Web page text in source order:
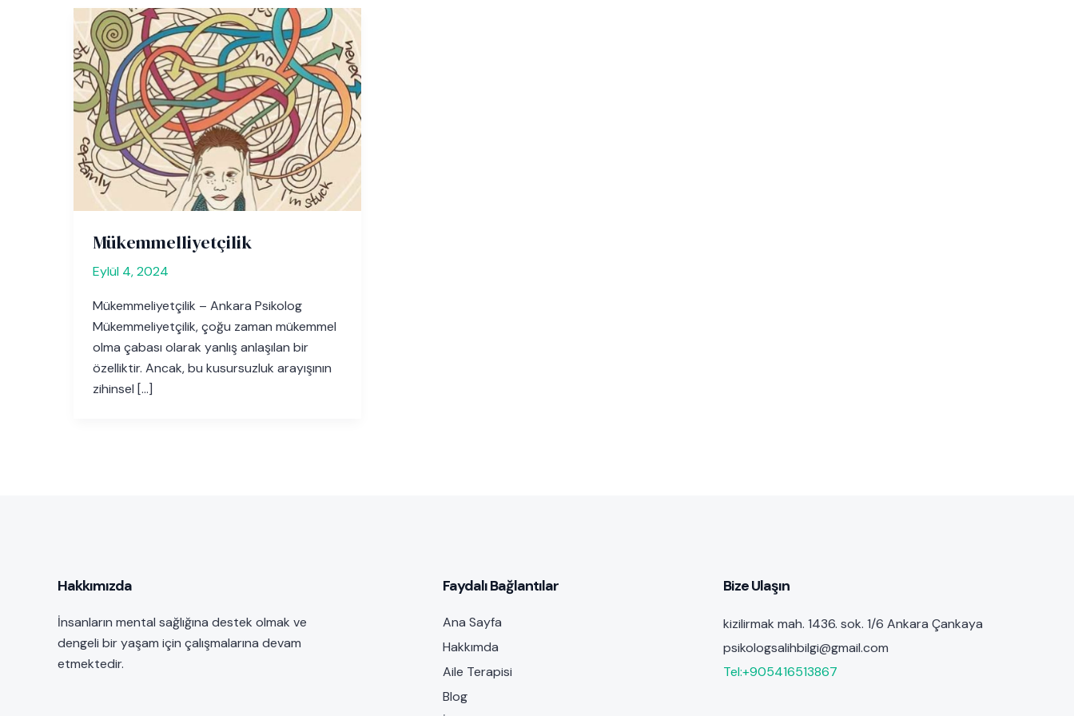
Mükemmelliyetçilik
Eylül 4, 2024
Mükemmeliyetçilik – Ankara Psikolog
Mükemmeliyetçilik, çoğu zaman mükemmel
olma çabası olarak yanlış anlaşılan bir
özelliktir. Ancak, bu kusursuzluk arayışının
zihinsel […]
Hakkımızda
İnsanların mental sağlığına destek olmak ve
dengeli bir yaşam için çalışmalarına devam
etmektedir.
Faydalı Bağlantılar
Ana Sayfa
Hakkımda
Aile Terapisi
Blog
Bize Ulaşın
kizilirmak mah. 1436. sok. 1/6 Ankara Çankaya
psikologsalihbilgi@gmail.com
Tel:+905416513867